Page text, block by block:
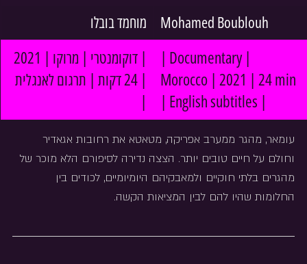
מוחמד בובלו Mohamed Boublouh
| 24 דקות | תרגום לאנגלית
|
| Documentary |
Morocco | 2021 | 24 min
| English subtitles |
עומאר, מהגר ממערב אפריקה, מטאטא את רחובות אגאדיר
וחולם על חיים טובים יותר. הצצה נדירה לסיפורם הלא מוכר של
מהגרים בלתי חוקיים ולמאבקיהם היומיומיים, לכודים בין
החלומות שהיו להם לבין המציאות הקשה.